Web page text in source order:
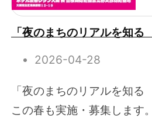
「夜のまちのリアルを知
2026-04-28
「夜のまちのリアルを知
この春も実施・募集します